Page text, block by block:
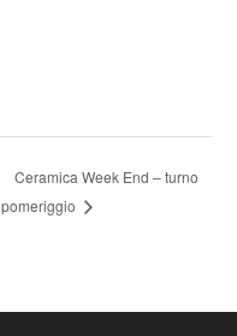
Ceramica Week End – turno
pomeriggio